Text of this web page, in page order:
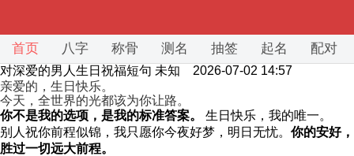
首页 八字 称骨 测名 抽签 起名 配对
对深爱的男人生日祝福短句 未知 2026-07-02 14:57
亲爱的，生日快乐。
今天，全世界的光都该为你让路。
你不是我的选项，是我的标准答案。
生日快乐，我的唯一。
别人祝你前程似锦，我只愿你今夜好梦，明日无忧。 你的安好，
胜过一切远大前程。